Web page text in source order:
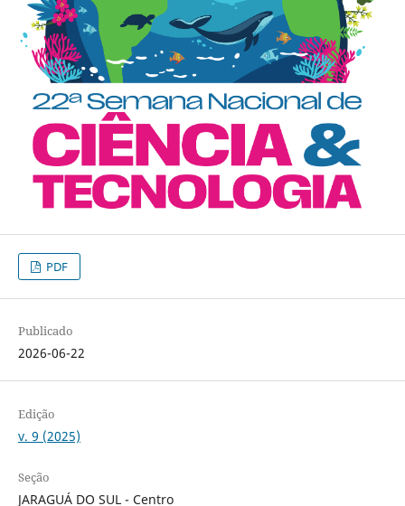
PDF
Publicado
2026-06-22
Edição
v. 9 (2025)
Seção
JARAGUÁ DO SUL - Centro